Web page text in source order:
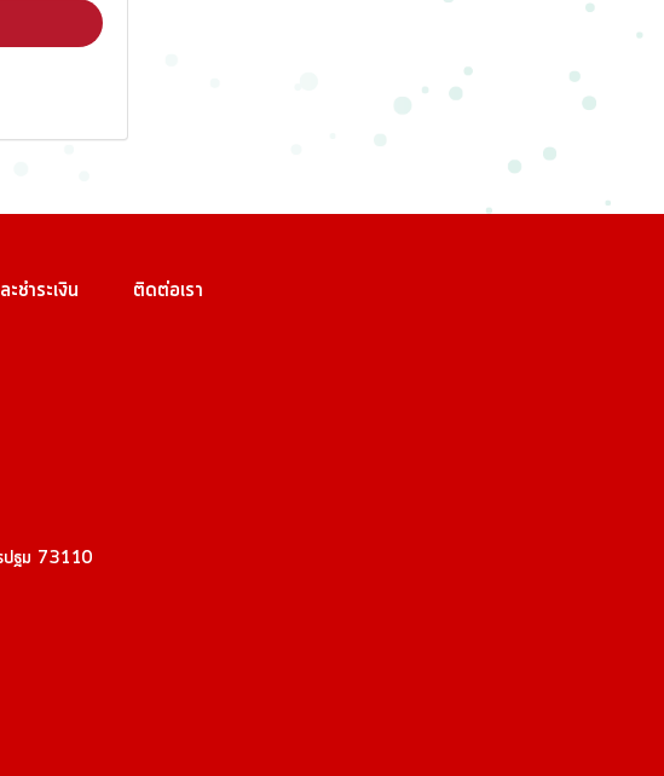
ชำระเงิน ติดต่อเรา
ปฐม 73110